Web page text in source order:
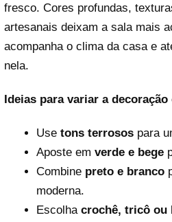
fresco. Cores profundas,
artesanais deixam a sala mais
acompanha o clima da casa e
nela.
Ideias para variar a
Use tons terrosospara
Aposte em verde e bege
Combine preto e branco
moderna.
Escolha crochê, tricô ou